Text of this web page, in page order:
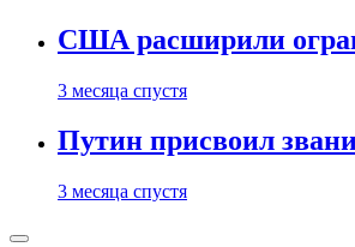
США расширили
3 месяца спустя
Путин присвоил
3 месяца спустя